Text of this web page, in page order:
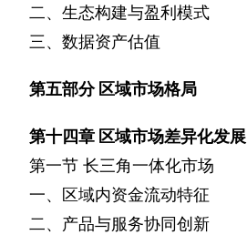
二、生态构建与盈利模式
三、数据资产估值
第五部分 区域市场格局
第十四章 区域市场差异化发展
第一节 长三角一体化市场
一、区域内资金流动特征
二、产品与服务协同创新